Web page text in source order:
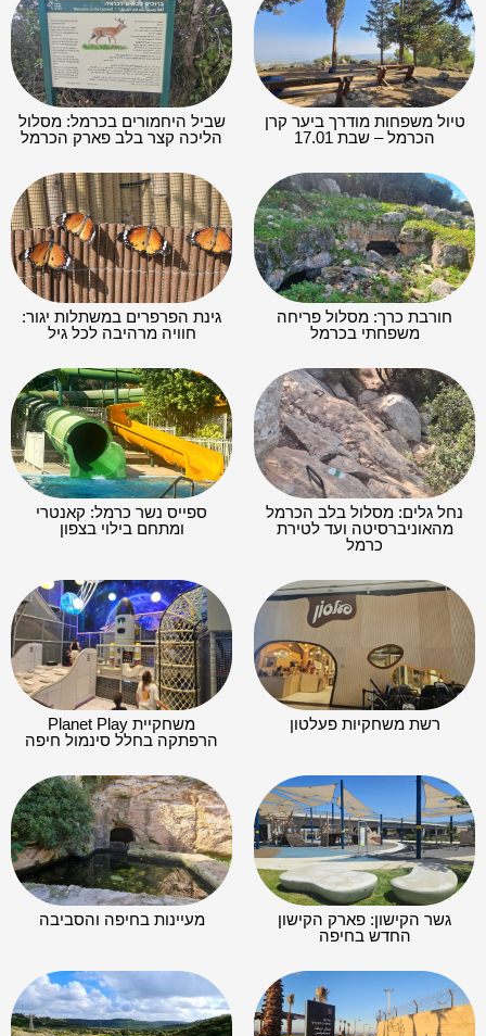
רשת משחקיות פעלטון
משחקיית Planet Play
הרפתקה בחלל סינמול חיפה
גשר הקישון: פארק הקישון
החדש בחיפה
מעיינות בחיפה והסביבה
טיילת על שם חולדה גורביץ':
טיילת הבה"ד בחיפה
שמורת טוף כרם מהר"ל – הר
געש בהר הכרמל
טיולים בצפון
טיולים בירושלים
טיולי בדרום
תנאי שימוש
הצהרת נגישות
בואו לפרסם אצלנו!
דרושים